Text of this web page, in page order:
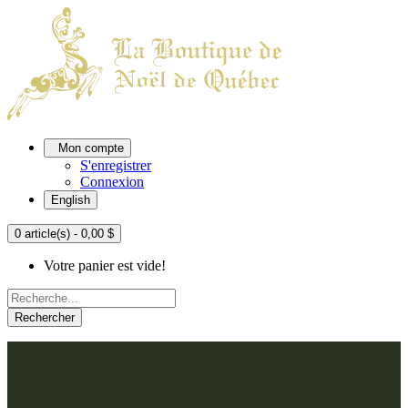
Mon compte
S'enregistrer
Connexion
English
0 article(s) - 0,00 $
Votre panier est vide!
Rechercher